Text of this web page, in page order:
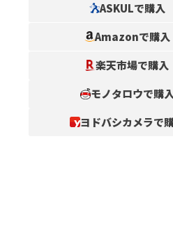
ASKULで購入
Amazonで購入
楽天市場で購入
モノタロウで購入
ヨドバシカメラで